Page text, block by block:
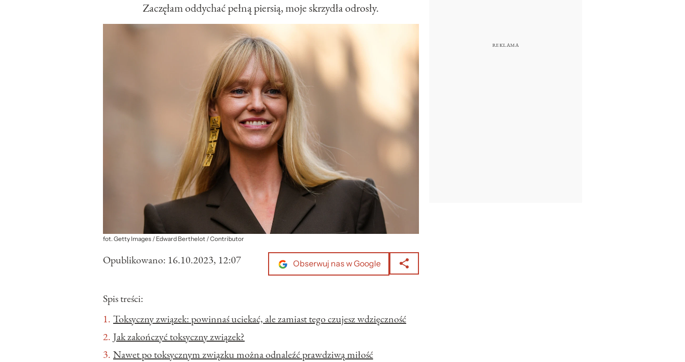
Zaczęłam oddychać pełną piersią, moje skrzydła odrosły.
fot. Getty Images / Edward Berthelot / Contributor
Opublikowano: 16.10.2023, 12:07 Obserwuj nas w Google
Spis treści:
Toksyczny związek: powinnaś uciekać, ale zamiast tego czujesz wdzięczność
Jak zakończyć toksyczny związek?
Nawet po toksycznym związku można odnaleźć prawdziwą miłość